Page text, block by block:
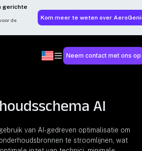
gerichte
de
Kom meer te weten over
Neem contact met ons op
AI
van AI-gedreven optimalisatie om
te stroomlijnen, wat